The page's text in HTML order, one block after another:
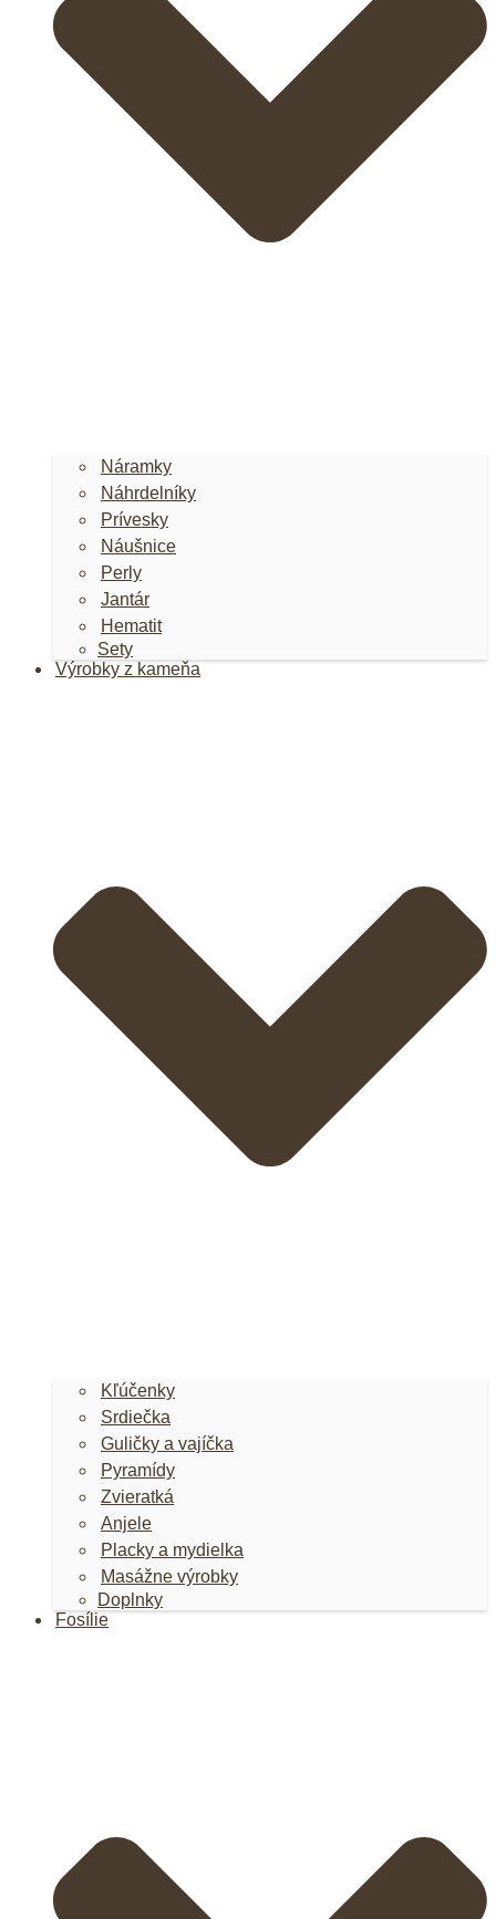
Náramky
Náhrdelníky
Prívesky
Náušnice
Perly
Jantár
Hematit
Sety
Výrobky z kameňa
Kľúčenky
Srdiečka
Guličky a vajíčka
Pyramídy
Zvieratká
Anjele
Placky a mydielka
Masážne výrobky
Doplnky
Fosílie